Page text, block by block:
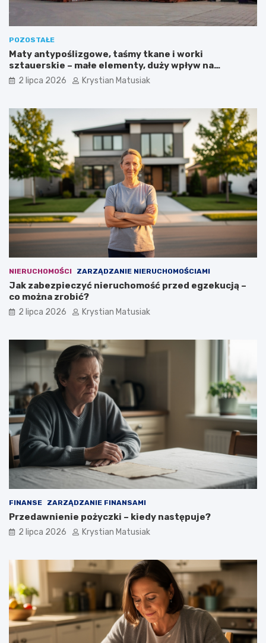
POZOSTAŁE
Maty antypoślizgowe, taśmy tkane i worki
sztauerskie – małe elementy, duży wpływ na
bezpieczeństwo ładunku
2 lipca 2026 Krystian Matusiak
NIERUCHOMOŚCI ZARZĄDZANIE NIERUCHOMOŚCIAMI
Jak zabezpieczyć nieruchomość przed egzekucją –
co można zrobić?
2 lipca 2026 Krystian Matusiak
FINANSE ZARZĄDZANIE FINANSAMI
Przedawnienie pożyczki – kiedy następuje?
2 lipca 2026 Krystian Matusiak